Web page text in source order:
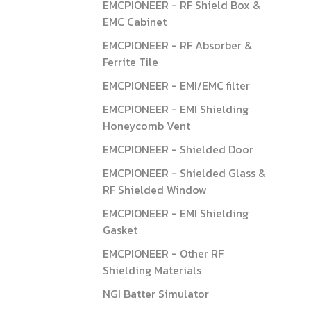
EMCPIONEER - RF Shield Box &
EMC Cabinet
EMCPIONEER - RF Absorber &
Ferrite Tile
EMCPIONEER - EMI/EMC filter
EMCPIONEER - EMI Shielding
Honeycomb Vent
EMCPIONEER - Shielded Door
EMCPIONEER - Shielded Glass &
RF Shielded Window
EMCPIONEER - EMI Shielding
Gasket
EMCPIONEER - Other RF
Shielding Materials
NGI Batter Simulator